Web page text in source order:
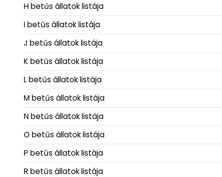
H betűs állatok listája
I betűs állatok listája
J betűs állatok listája
K betűs állatok listája
L betűs állatok listája
M betűs állatok listája
N betűs állatok listája
O betűs állatok listája
P betűs állatok listája
R betűs állatok listája